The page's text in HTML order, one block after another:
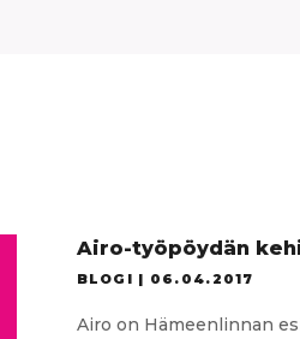
Airo-työpöydän
BLOGI | 06.04.2017
Airo on Hämeenlinnan